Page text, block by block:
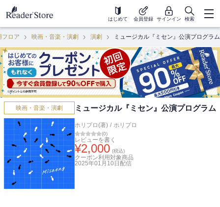
はじめて 会員登録 サインイン 検索
フロア 映画・音楽・演劇 演劇 ミュージカル『ミセン』公演プログラム
映画・音楽・演劇 ミュージカル『ミセン』公演プログラム
ホリプロ(著) / ホリプロ
(0)
レビューを書く
¥2,000 (税込)
クーポン利用対象商品
2025年01月10日 配信